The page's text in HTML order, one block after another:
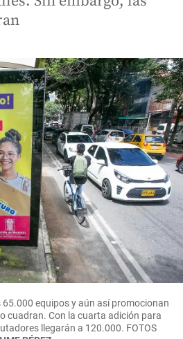
equipos y aún así promocionan
cuadran. Con la cuarta adición para
llegarán a 120.000. FOTOS